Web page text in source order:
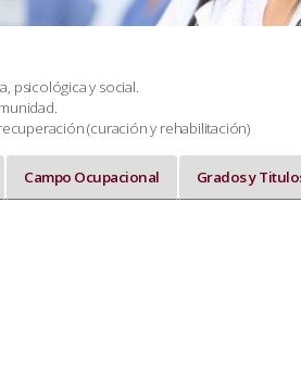
psicológica y social.
(curación y rehabilitación)
Campo Ocupacional Grados y